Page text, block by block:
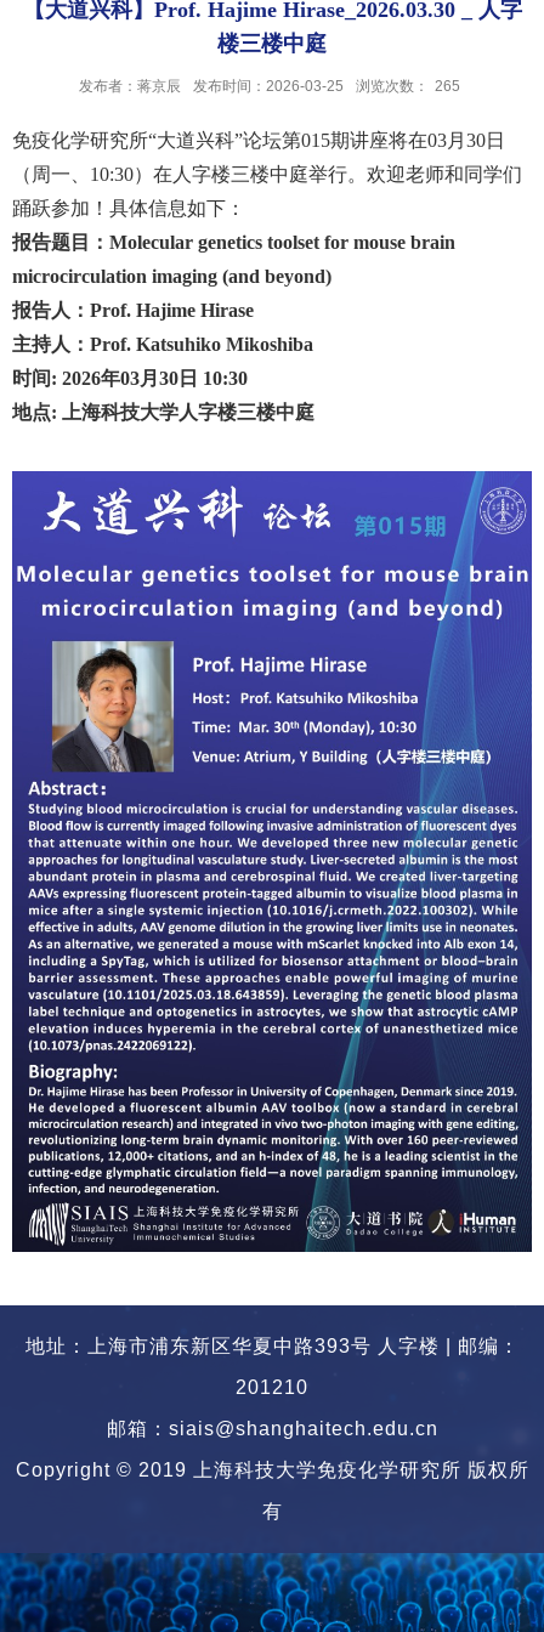
【大道兴科】Prof. Hajime Hirase_2026.03.30 _ 人字
楼三楼中庭
发布者：蒋京辰 发布时间：2026-03-25 浏览次数： 265
免疫化学研究所“大道兴科”论坛第01 5期讲座将在03月 30日
（周一、 10:30）在人字楼三楼中庭举行。 欢迎老师和同学们
踊跃参加！具体信息如下：
报告题目：Molecular genetics toolset for mouse brain
microcirculation imaging (and beyond)
报告人： Prof. Hajime Hirase
主持人： Prof. Katsuhiko Mikoshiba
时间: 2026年03月 30 日 10:30
地点: 上海科技大学人字楼三楼中庭
地址：上海市浦东新区华夏中路393号 人字楼 | 邮编：
201210
邮箱：siais@shanghaitech.edu.cn
Copyright © 2019 上海科技大学免疫化学研究所 版权所
有